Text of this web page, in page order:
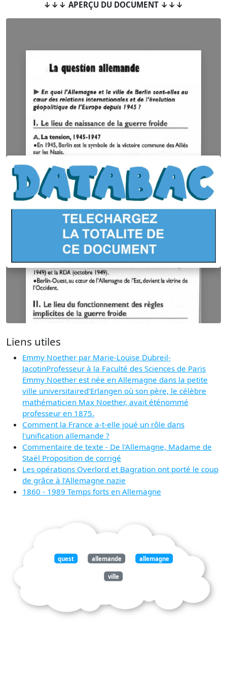
↓↓↓ APERÇU DU DOCUMENT ↓↓↓
Liens utiles
Emmy Noether par Marie-Louise Dubreil-
JacotinProfesseur à la Faculté des Sciences de Paris
Emmy Noether est née en Allemagne dans la petite
ville universitaired'Erlangen où son père, le célèbre
mathématicien Max Noether, avait éténommé
professeur en 1875.
Comment la France a-t-elle joué un rôle dans
l'unification allemande ?
Commentaire de texte - De l'Allemagne, Madame de
Staël Proposition de corrigé
Les opérations Overlord et Bagration ont porté le coup
de grâce à l’Allemagne nazie
1860 - 1989 Temps forts en Allemagne
quest allemande allemagne
ville